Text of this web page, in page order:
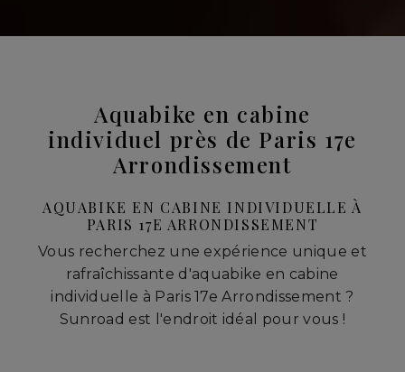
Aquabike en cabine
individuel près de Paris 17e
Arrondissement
AQUABIKE EN CABINE INDIVIDUELLE À
PARIS 17E ARRONDISSEMENT
Vous recherchez une expérience unique et
rafraîchissante d'aquabike en cabine
individuelle à Paris 17e Arrondissement ?
Sunroad est l'endroit idéal pour vous !